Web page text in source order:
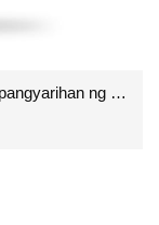
Pagbabago ng Proteksyon ng Ulo: Ang Kapangyarihan ng Hard Hat Pad